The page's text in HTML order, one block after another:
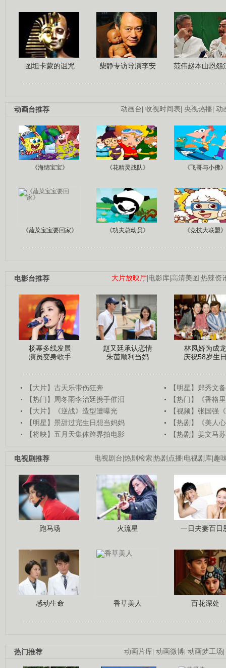
图坦卡蒙的诅咒 柴静专访导演李安 范伟赵本山恩怨
动画台| 收视时间表| 央视热播| 动
动画台推荐
《海绵宝宝》 《花精灵战队》 《飞哥与小佛》
《蔬菜宝宝要回家》 《功夫总动员》 《竞技大联盟》
大片放映厅|电影库|高清美图 |热辣资
电影台推荐
杨幂多线发展
演员变身歌手
赵又廷承认恋情
朱茵顺利当妈
林凤娇为成龙
庆祝58岁生
【大片】古天乐带伤狂奔
【明星】郑秀文
【热门】周冬雨李治廷携手催泪
【热门】《香格
【大片】《逆战》造型遭曝光
【视频】张国强
【明星】景甜过完生日想当妈妈
【热剧】《美人
【将映】五月天集体跨界拍电影
【热剧】姜文马
电视剧台|热剧检索|热剧点播|电视剧库|趣
电视剧推荐
跑马场 火流星 一日夫妻百日
感动生命 香草美人 百花深处
动画片库| 动画微博| 动画梦工场|
热门推荐